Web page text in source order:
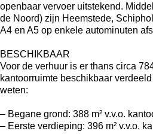
openbaar vervoer uitstekend.
de Noord) zijn Heemstede,
A4 en A5 op enkele autominuten
BESCHIKBAAR
Voor de verhuur is er thans circa
kantoorruimte beschikbaar
weten:
– Begane grond: 388 m² v.v.o.
– Eerste verdieping: 396 m² v.v.o.